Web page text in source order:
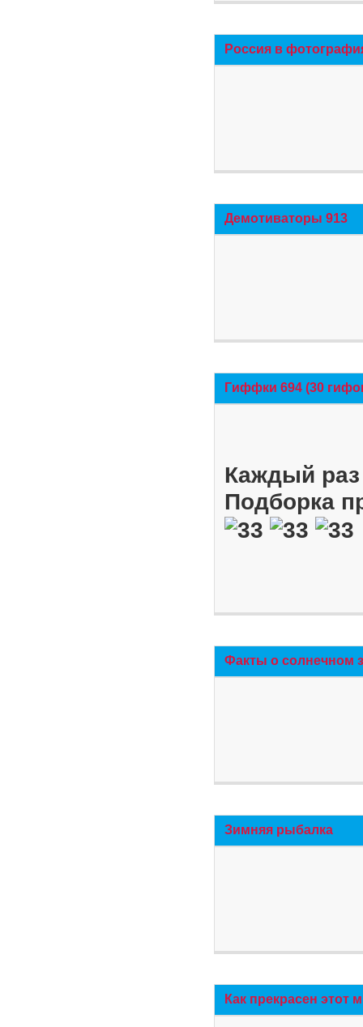
Россия в
Демотиваторы 913
Гиффки 694 (30
Каждый
Подборка
Факты о солнечном
Зимняя рыбалка
Как прекрасен этот